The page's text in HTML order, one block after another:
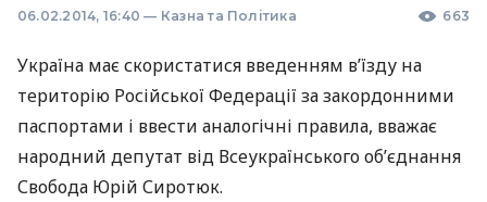
06.02.2014, 16:40 — Казна та Політика 663
Україна має скористатися введенням в’їзду на
територію Російської Федерації за закордонними
паспортами і ввести аналогічні правила, вважає
народний депутат від Всеукраїнського об’єднання
Свобода Юрій Сиротюк.